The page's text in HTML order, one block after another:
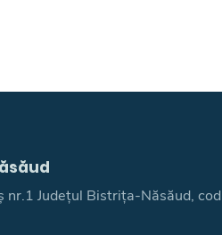
Județul Bistrița-Năsăud, cod